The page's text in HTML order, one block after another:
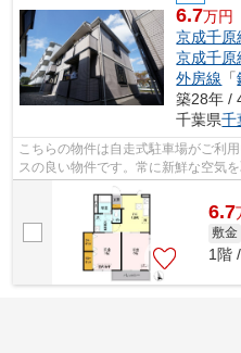
6.7万円
京成千原
京成千原
外房線 「
築28年 /
千葉県千
こちらの物件は自走式駐車場がご利
スの良い物件です。常に新鮮な空気
6.7
敷金
1階